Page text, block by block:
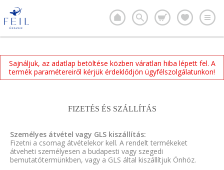
Sajnáljuk, az adatlap betöltése közben váratlan hiba lépett fel. A
termék paramétereiről kérjük érdeklődjön ügyfélszolgálatunkon!
FIZETÉS ÉS SZÁLLÍTÁS
Személyes átvétel vagy GLS kiszállítás:
Fizetni a csomag átvételekor kell. A rendelt termékeket
átveheti személyesen a budapesti vagy szegedi
bemutatótermünkben, vagy a GLS által kiszállítjuk Önhöz.